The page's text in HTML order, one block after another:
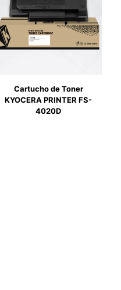
Cartucho de Toner
KYOCERA PRINTER FS-
4020D